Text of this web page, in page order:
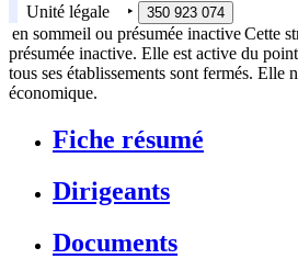
Unité légale ‣ 350 923 074
en sommeil ou présumée inactiveCette
présumée inactive. Elle est active du
tous ses établissements sont fermés. Elle
économique.
Fiche résumé
Dirigeants
Documents